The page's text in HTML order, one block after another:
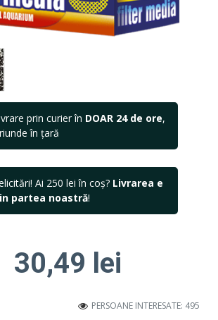
prin curier în DOAR 24 de ore,
în țară
Ai 250 lei în coș? Livrarea e
partea noastră!
PERSOANE INTERESATE: 495
30,49 lei